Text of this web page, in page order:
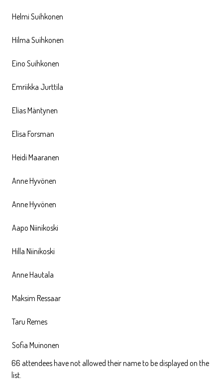
Helmi Suihkonen
Hilma Suihkonen
Eino Suihkonen
Emriikka Jurttila
Elias Mäntynen
Elisa Forsman
Heidi Maaranen
Anne Hyvönen
Anne Hyvönen
Aapo Niinikoski
Hilla Niinikoski
Anne Hautala
Maksim Ressaar
Taru Remes
Sofia Muinonen
66 attendees have not allowed their name to be displayed on the
list.